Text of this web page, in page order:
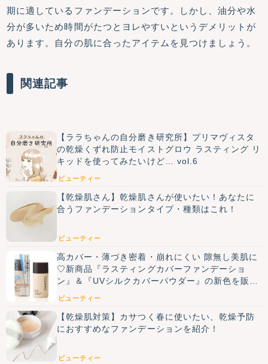
期に適しているファンデーションです。しかし、油分や水
分が多いため時間がたつとヨレやすいというデメリットが
あります。自分の肌に合ったアイテムを見つけましょう。
関連記事
【ララちゃんの自分磨き研究所】プリマヴィスタ
の乾燥くずれ防止モイストグロウ ラスティング リ
キッドを使ってみたいけど… vol.6
ビューティー
【乾燥肌さん】乾燥肌さんが使いたい！あなたに
合うファンデーションタイプ・種類はこれ！
ビューティー
高カバー・薄づき密着・崩れにくい 隙無し美肌に
♡新商品『ラスティングカバーファンデーショ
ン』＆『UVシルクカバーパウダー』の新色を販売
ビューティー
【乾燥肌対策】カサつく春に使いたい、乾燥予防
におすすめなファンデーションを紹介！
ビューティー